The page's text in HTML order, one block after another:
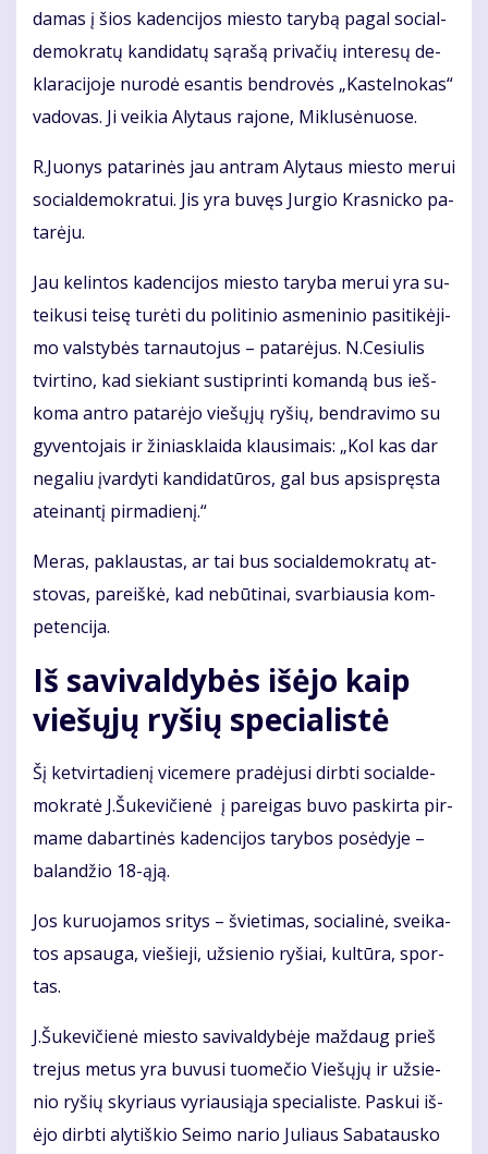
da­mas į šios ka­den­ci­jos mies­to ta­ry­bą pa­gal so­cial­
de­mok­ra­tų kan­di­da­tų są­ra­šą pri­va­čių in­te­re­sų de­
kla­ra­ci­jo­je nu­ro­dė esan­tis ben­dro­vės „Kas­tel­no­kas“
va­do­vas. Ji vei­kia Aly­taus ra­jo­ne, Mik­lu­sė­nuo­se.
R.Juo­nys pa­ta­ri­nės jau ant­ram Aly­taus mies­to me­rui
so­cial­de­mok­ra­tui. Jis yra bu­vęs Jur­gio Kras­nic­ko pa­
ta­rė­ju.
Jau ke­lin­tos ka­den­ci­jos mies­to ta­ry­ba me­rui yra su­
tei­ku­si tei­sę tu­rė­ti du po­li­ti­nio as­me­ni­nio pa­si­ti­kė­ji­
mo vals­ty­bės tar­nau­to­jus – pa­ta­rė­jus. N.Ce­siu­lis
tvir­ti­no, kad sie­kiant su­stip­rin­ti ko­man­dą bus ieš­
ko­ma an­tro pa­ta­rė­jo vie­šų­jų ry­šių, ben­dra­vi­mo su
gy­ven­to­jais ir ži­niask­lai­da klau­si­mais: „Kol kas dar
ne­ga­liu įvar­dy­ti kan­di­da­tū­ros, gal bus ap­si­spręs­ta
at­ei­nan­tį pir­ma­die­nį.“
Me­ras, pa­klaus­tas, ar tai bus so­cial­de­mok­ra­tų at­
sto­vas, pa­reiš­kė, kad ne­bū­ti­nai, svar­biau­sia kom­
pe­ten­ci­ja.
Iš sa­vi­val­dy­bės iš­ėjo kaip
vie­šų­jų ry­šių spe­cia­lis­tė
Šį ket­vir­ta­die­nį vi­ce­me­re pra­dė­ju­si dirb­ti so­cial­de­
mok­ra­tė J.Šu­ke­vi­čie­nė į pa­rei­gas bu­vo pa­skir­ta pir­
ma­me dabartinės kadencijos ta­ry­bos po­sė­dy­je –
ba­lan­džio 18-ąją.
Jos ku­ruo­ja­mos sri­tys – švie­ti­mas, so­cia­li­nė, svei­ka­
tos ap­sau­ga, vie­šie­ji, už­sie­nio ry­šiai, kul­tū­ra, spor­
tas.
J.Šu­ke­vi­čie­nė mies­to sa­vi­val­dy­bė­je maž­daug prieš
tre­jus me­tus yra bu­vu­si tuo­me­čio Vie­šų­jų ir už­sie­
nio ry­šių sky­riaus vy­riau­si­ą­ja spe­cia­lis­te. Pas­kui iš­
ėjo dirb­ti aly­tiš­kio Sei­mo na­rio Ju­liaus Sa­ba­taus­ko